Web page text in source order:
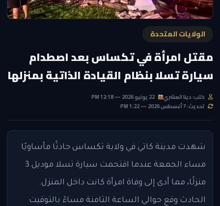
الولايات المتحدة
مقتل امرأة في تكساس بعد اصطدام
سيارة تسلا بنظام القيادة الذاتية بمنزلها
كتب: دينا العشري
تحديث: 7 أغسطس 2026 — 1:22 PM
شهدت مدينة كاتي في ولاية تكساس حادثًا مأساويًا
مساء الجمعة عندما اقتحمت سيارة تسلا موديل 3
منزلًا، مما أدى إلى وفاة امرأة كانت داخل المنزل.
الحادث وقع حوالي الساعة الثامنة مساءً بالتوقيت